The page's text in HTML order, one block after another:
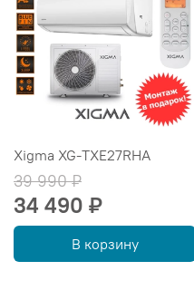
Xigma XG-TXE27RHA
39 990 ₽
34 490 ₽
В корзину